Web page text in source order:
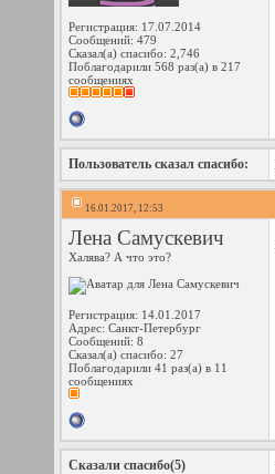
Регистрация: 17.07.2014
Сообщений: 479
Сказал(а) спасибо: 2,746
Поблагодарили 568 раз(а) в 217
сообщениях
Пользователь сказал cпасибо:
16.01.2017, 12:53
Лена Самускевич
Халява? А что это?
Регистрация: 14.01.2017
Адрес: Санкт-Петербург
Сообщений: 8
Сказал(а) спасибо: 27
Поблагодарили 41 раз(а) в 11
сообщениях
Сказали спасибо(5)